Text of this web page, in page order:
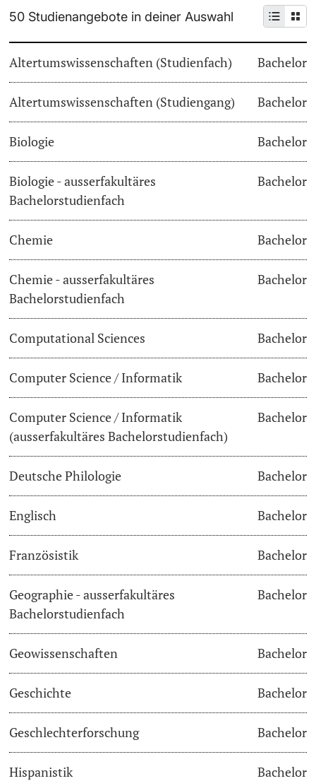
Doktorierende
Fördernde & Alumni
weitere Informationen
Dozierende
Informationen, Veranstaltungen & Schnuppern
Studienberatung
Studienfachberatung
Im Studium
Vorlesungsverzeichnis
Belegen
Termine & Fristen
Dokumente und Verifikation
«Start Smart»-Week
Mobilität
Campus Stories
Hörerinnen/Hörer
Student Life
Beratung & Support
Studienberatung
Studienfinanzierung
Berufseinstieg & Laufbahnberatung
Weiterbildung
Universität
50 Studienangebote in deiner Auswahl
Altertumswissenschaften (Studienfach) Bachelor
Altertumswissenschaften (Studiengang) Bachelor
Biologie Bachelor
Biologie - ausserfakultäres
Bachelorstudienfach
Bachelor
Chemie Bachelor
Chemie - ausserfakultäres
Bachelorstudienfach
Bachelor
Computational Sciences Bachelor
Computer Science / Informatik Bachelor
Computer Science / Informatik
(ausserfakultäres Bachelorstudienfach)
Bachelor
Deutsche Philologie Bachelor
Englisch Bachelor
Französistik Bachelor
Geographie - ausserfakultäres
Bachelorstudienfach
Bachelor
Geowissenschaften Bachelor
Geschichte Bachelor
Geschlechterforschung Bachelor
Hispanistik Bachelor